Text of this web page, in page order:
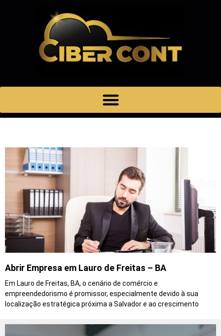
Abrir Empresa em Lauro de Freitas – BA
Em Lauro de Freitas, BA, o cenário de comércio e
empreendedorismo é promissor, especialmente devido à sua
localização estratégica próxima a Salvador e ao crescimento